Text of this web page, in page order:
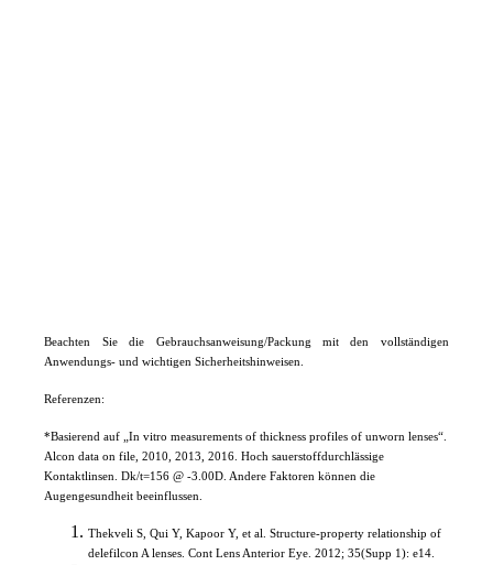
Beachten Sie die Gebrauchsanweisung/Packung mit den vollständigen
Anwendungs- und wichtigen Sicherheitshinweisen.
Referenzen:
*Basierend auf „In vitro measurements of thickness profiles of unworn lenses“.
Alcon data on file, 2010, 2013, 2016. Hoch sauerstoffdurchlässige
Kontaktlinsen. Dk/t=156 @ -3.00D. Andere Faktoren können die
Augengesundheit beeinflussen.
Thekveli S, Qui Y, Kapoor Y, et al. Structure-property relationship of
delefilcon A lenses. Cont Lens Anterior Eye. 2012; 35(Supp 1): e14.